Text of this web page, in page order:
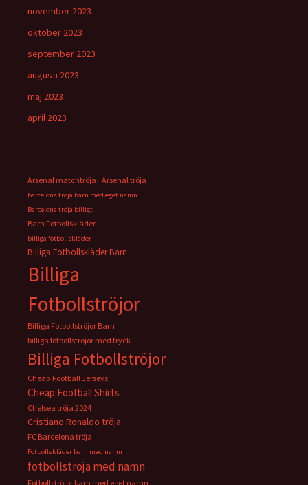
november 2023
oktober 2023
september 2023
augusti 2023
maj 2023
april 2023
Arsenal matchtröja Arsenal tröja
barcelona tröja barn med eget namn
Barcelona tröja billigt
Barn Fotbollskläder
billiga fotbollskläder
Billiga Fotbollskläder Barn
Billiga
Fotbollströjor
Billiga Fotbollströjor Barn
billiga fotbollströjor med tryck
Billiga Fotbollströjor
Cheap Football Jerseys
Cheap Football Shirts
Chelsea tröja 2024
Cristiano Ronaldo tröja
FC Barcelona tröja
Fotbollskläder barn med namn
fotbollströja med namn
Fotbollströjor barn med eget namn